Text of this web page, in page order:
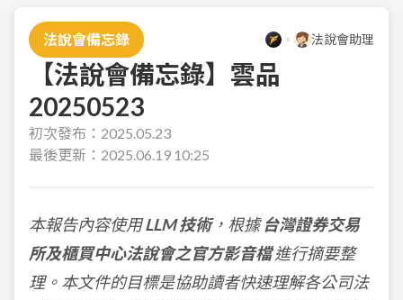
法說會備忘錄 法說會助理
【法說會備忘錄】雲品
20250523
初次發布： 2025.05.23
最後更新： 2025.06.19 10:25
本報告內容使用LLM 技術，根據台灣證券交易
所及櫃買中心法說會之官方影音檔進行摘要整
理。本文件的目標是協助讀者快速理解各公司法